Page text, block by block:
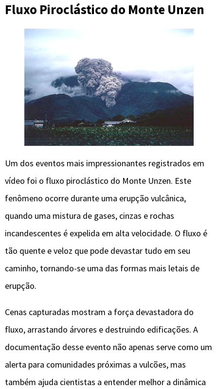
Fluxo Piroclástico do Monte Unzen
Um dos eventos mais impressionantes registrados em
vídeo foi o fluxo piroclástico do Monte Unzen. Este
fenômeno ocorre durante uma erupção vulcânica,
quando uma mistura de gases, cinzas e rochas
incandescentes é expelida em alta velocidade. O fluxo é
tão quente e veloz que pode devastar tudo em seu
caminho, tornando-se uma das formas mais letais de
erupção.
Cenas capturadas mostram a força devastadora do
fluxo, arrastando árvores e destruindo edificações. A
documentação desse evento não apenas serve como um
alerta para comunidades próximas a vulcões, mas
também ajuda cientistas a entender melhor a dinâmica